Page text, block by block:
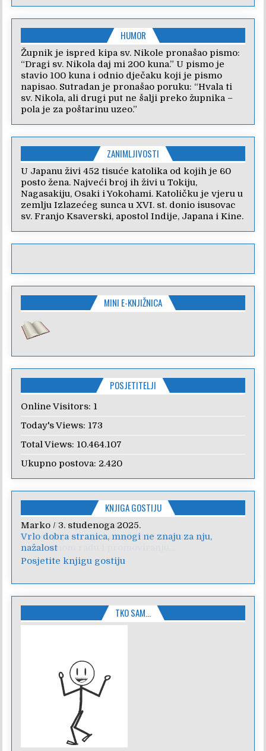
HUMOR
Župnik je ispred kipa sv. Nikole pronašao pismo:
“Dragi sv. Nikola daj mi 200 kuna.” U pismo je
stavio 100 kuna i odnio dječaku koji je pismo
napisao. Sutradan je pronašao poruku: “Hvala ti
sv. Nikola, ali drugi put ne šalji preko župnika –
pola je za poštarinu uzeo.”
ZANIMLJIVOSTI
U Japanu živi 452 tisuće katolika od kojih je 60
posto žena. Najveći broj ih živi u Tokiju,
Nagasakiju, Osaki i Yokohami. Katoličku je vjeru u
zemlju Izlazećeg sunca u XVI. st. donio isusovac
sv. Franjo Ksaverski, apostol Indije, Japana i Kine.
MINI E-KNJIŽNICA
POSJETITELJI
Online Visitors: 1
Today's Views: 173
Total Views: 10.464.107
Ukupno postova: 2.420
KNJIGA GOSTIJU
Anica/7. veljače 2024.
Poštovanje, draga kolegice! Hvala Vam na
nesebičnom radu i promoviranju...
Posjetite knjigu gostiju
TKO SAM…